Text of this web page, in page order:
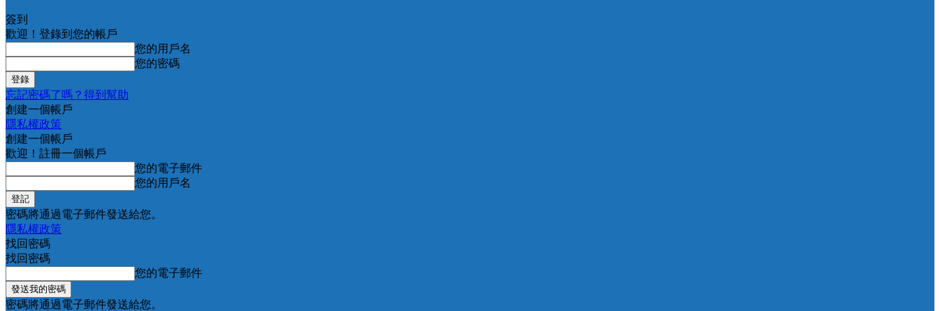
簽到
歡迎！登錄到您的帳戶
您的用戶名
您的密碼
忘記密碼了嗎？得到幫助
創建一個帳戶
隱私權政策
創建一個帳戶
歡迎！註冊一個帳戶
您的電子郵件
您的用戶名
密碼將通過電子郵件發送給您。
隱私權政策
找回密碼
找回密碼
您的電子郵件
密碼將通過電子郵件發送給您。